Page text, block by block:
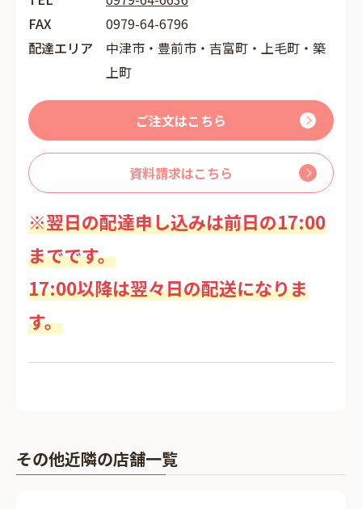
FAX
0979-64-6796
配達エリア
中津市・豊前市・吉富町・上毛町・築
上町
ご注文はこちら
資料請求はこちら
※翌日の配達申し込みは前日の17:00
までです。
17:00以降は翌々日の配送になりま
す。
その他近隣の店舗一覧